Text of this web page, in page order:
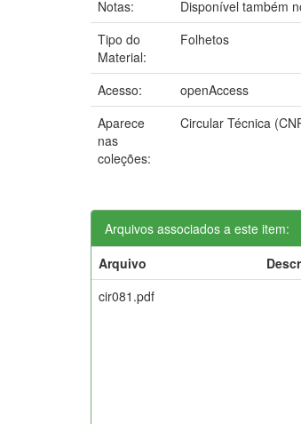
Notas:
Disponível também
Tipo do
Material:
Folhetos
Acesso:
openAccess
Aparece
nas
coleções:
Circular Técnica
Arquivos associados a este item:
Arquivo
cir081.pdf